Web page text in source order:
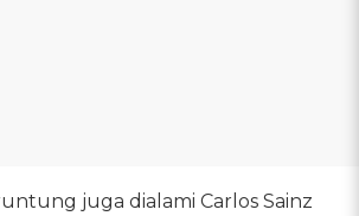
juga dialami Carlos Sainz